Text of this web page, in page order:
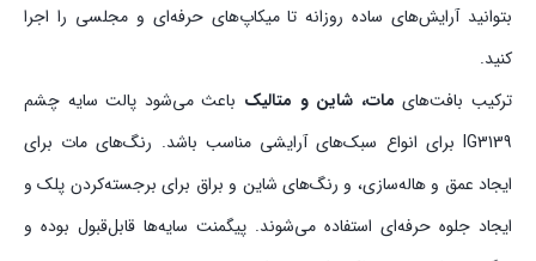
بتوانید آرایش‌های ساده روزانه تا میکاپ‌های حرفه‌ای و مجلسی را اجرا
کنید.
ترکیب بافت‌های مات، شاین و متالیک باعث می‌شود پالت سایه چشم
IG3139 برای انواع سبک‌های آرایشی مناسب باشد. رنگ‌های مات برای
ایجاد عمق و هاله‌سازی، و رنگ‌های شاین و براق برای برجسته‌کردن پلک و
ایجاد جلوه حرفه‌ای استفاده می‌شوند. پیگمنت سایه‌ها قابل‌قبول بوده و